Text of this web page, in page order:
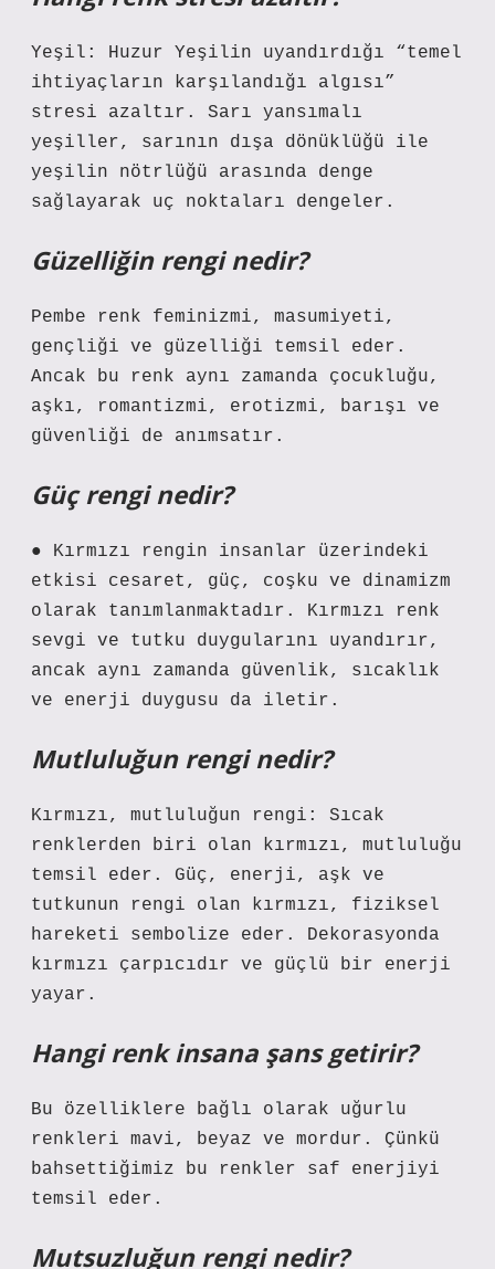
Yeşil: Huzur Yeşilin uyandırdığı “temel
ihtiyaçların karşılandığı algısı”
stresi azaltır. Sarı yansımalı
yeşiller, sarının dışa dönüklüğü ile
yeşilin nötrlüğü arasında denge
sağlayarak uç noktaları dengeler.
Güzelliğin rengi nedir?
Pembe renk feminizmi, masumiyeti,
gençliği ve güzelliği temsil eder.
Ancak bu renk aynı zamanda çocukluğu,
aşkı, romantizmi, erotizmi, barışı ve
güvenliği de anımsatır.
Güç rengi nedir?
● Kırmızı rengin insanlar üzerindeki
etkisi cesaret, güç, coşku ve dinamizm
olarak tanımlanmaktadır. Kırmızı renk
sevgi ve tutku duygularını uyandırır,
ancak aynı zamanda güvenlik, sıcaklık
ve enerji duygusu da iletir.
Mutluluğun rengi nedir?
Kırmızı, mutluluğun rengi: Sıcak
renklerden biri olan kırmızı, mutluluğu
temsil eder. Güç, enerji, aşk ve
tutkunun rengi olan kırmızı, fiziksel
hareketi sembolize eder. Dekorasyonda
kırmızı çarpıcıdır ve güçlü bir enerji
yayar.
Hangi renk insana şans getirir?
Bu özelliklere bağlı olarak uğurlu
renkleri mavi, beyaz ve mordur. Çünkü
bahsettiğimiz bu renkler saf enerjiyi
temsil eder.
Mutsuzluğun rengi nedir?